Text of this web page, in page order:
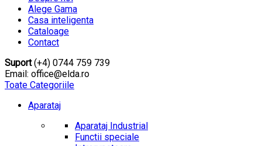
Alege Gama
Casa inteligenta
Cataloage
Contact
Suport(+4) 0744 759 739
Email: office@elda.ro
Toate Categoriile
Aparataj
Aparataj Industrial
Functii speciale